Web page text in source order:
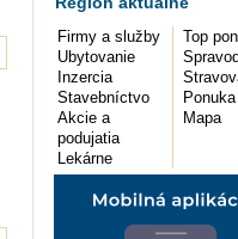
Firmy a služby
Ubytovanie
Inzercia
Stavebníctvo
Akcie a
podujatia
Lekárne
Top
Mapa